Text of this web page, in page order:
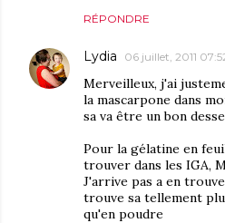
RÉPONDRE
Lydia 06 juillet, 2011
Merveilleux, j'ai
la mascarpone dans
sa va être un bon
Pour la gélatine en
trouver dans les IGA,
J'arrive pas a en
trouve sa tellement
qu'en poudre